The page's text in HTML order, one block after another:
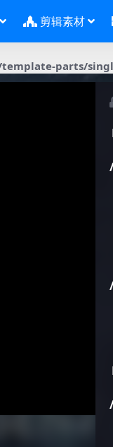
剪辑素材
parts/